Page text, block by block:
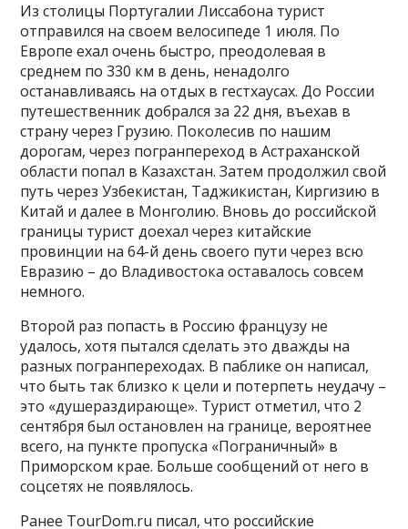
Из столицы Португалии Лиссабона турист
отправился на своем велосипеде 1 июля. По
Европе ехал очень быстро, преодолевая в
среднем по 330 км в день, ненадолго
останавливаясь на отдых в гестхаусах. До России
путешественник добрался за 22 дня, въехав в
страну через Грузию. Поколесив по нашим
дорогам, через погранпереход в Астраханской
области попал в Казахстан. Затем продолжил свой
путь через Узбекистан, Таджикистан, Киргизию в
Китай и далее в Монголию. Вновь до российской
границы турист доехал через китайские
провинции на 64-й день своего пути через всю
Евразию – до Владивостока оставалось совсем
немного.
Второй раз попасть в Россию французу не
удалось, хотя пытался сделать это дважды на
разных погранпереходах. В паблике он написал,
что быть так близко к цели и потерпеть неудачу –
это «душераздирающе». Турист отметил, что 2
сентября был остановлен на границе, вероятнее
всего, на пункте пропуска «Пограничный» в
Приморском крае. Больше сообщений от него в
соцсетях не появлялось.
Ранее TourDom.ru писал, что российские